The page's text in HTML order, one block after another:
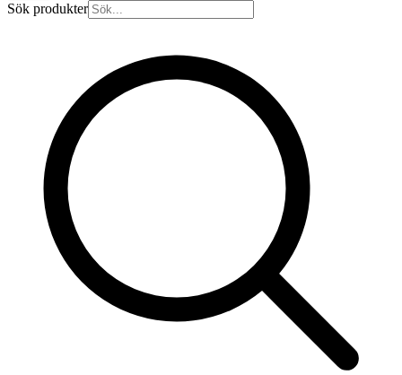
Sök produkter